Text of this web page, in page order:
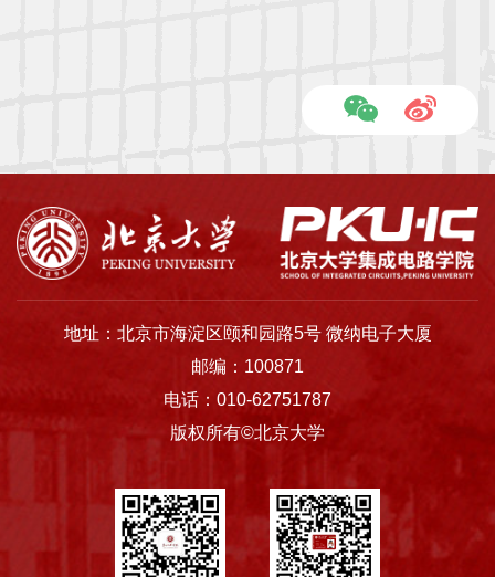
地址：北京市海淀区颐和园路5号 微纳电子大厦
邮编：100871
电话：010-62751787
版权所有©北京大学